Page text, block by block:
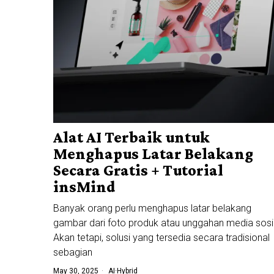
Alat AI Terbaik untuk
Menghapus Latar Belakang
Secara Gratis + Tutorial
insMind
Banyak orang perlu menghapus latar belakang
gambar dari foto produk atau unggahan media
Akan tetapi, solusi yang tersedia secara tradisional
sebagian
May 30, 2025 AI · Hybrid